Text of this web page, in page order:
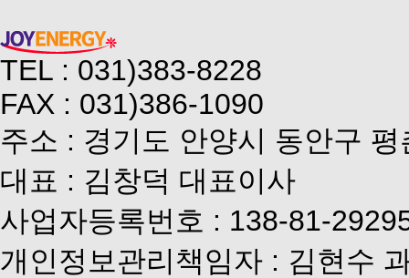
TEL : 031)383-8228
FAX : 031)386-1090
주소 : 경기도 안양시 동안구
대표 : 김창덕 대표이사
사업자등록번호 : 138-81-
개인정보관리책임자 : 김현수